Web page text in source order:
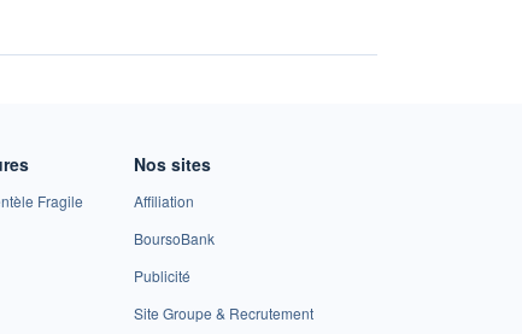
Fragile
Nos sites
Affiliation
BoursoBank
Publicité
Site Groupe & Recrutement